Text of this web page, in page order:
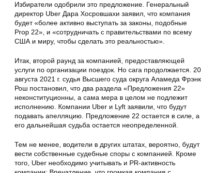
Избиратели одобрили это предложение. Генеральный
директор Uber Дара Хосровшахи заявил, что компания
будет «более активно выступать за законы, подобные
Prop 22», и «сотрудничать с правительствами по всему
США и миру, чтобы сделать это реальностью».
Итак, второй раунд за компанией, предоставляющей
услуги по организации поездок. Но сага продолжается. 20
августа 2021 г. судья Высшего суда округа Аламеда Фрэнк
Рош постановил, что два раздела «Предложения 22»
неконституционны, а сама мера в целом не подлежит
исполнению. Компании Uber и Lyft заявили, что будут
подавать апелляцию. Предложение 22 остается в силе, а
его дальнейшая судьба остается неопределенной.
Тем не менее, водители в других штатах, вероятно, будут
вести собственные судебные споры с компанией. Кроме
того, Uber необходимо учитывать и PR-активность